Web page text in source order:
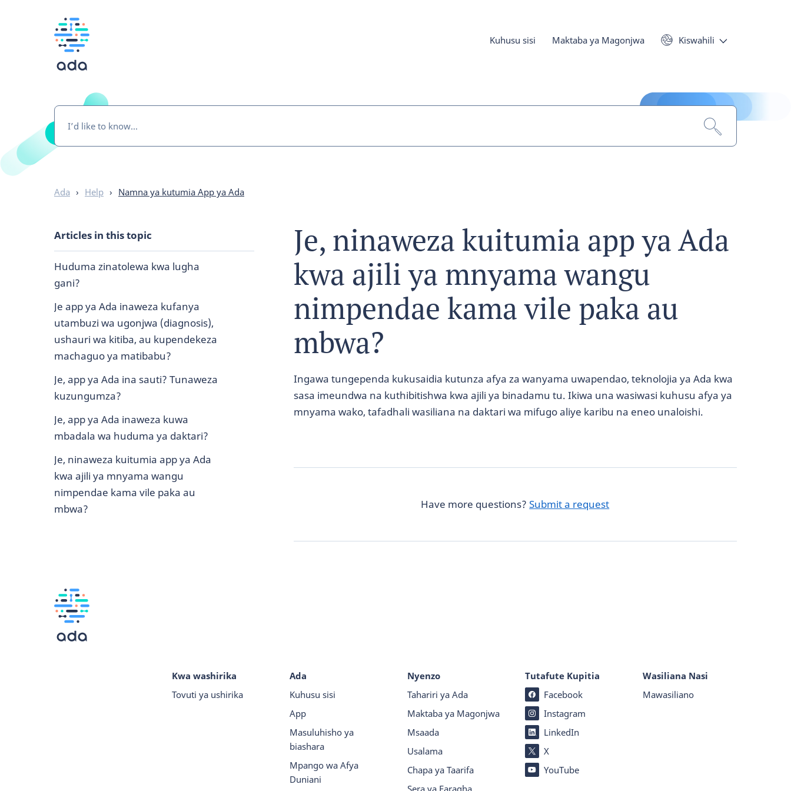
Kuhusu sisi Maktaba ya Magonjwa Kiswahili
Ada › Help › Namna ya kutumia App ya Ada
Articles in this topic
Huduma zinatolewa kwa lugha
gani?
Je app ya Ada inaweza kufanya
utambuzi wa ugonjwa (diagnosis),
ushauri wa kitiba, au kupendekeza
machaguo ya matibabu?
Je, app ya Ada ina sauti? Tunaweza
kuzungumza?
Je, app ya Ada inaweza kuwa
mbadala wa huduma ya daktari?
Je, ninaweza kuitumia app ya Ada
kwa ajili ya mnyama wangu
nimpendae kama vile paka au
mbwa?
Je, ninaweza kuitumia app ya Ada
kwa ajili ya mnyama wangu
nimpendae kama vile paka au
mbwa?
Ingawa tungependa kukusaidia kutunza afya za wanyama uwapendao, teknolojia ya Ada kwa
sasa imeundwa na kuthibitishwa kwa ajili ya binadamu tu. Ikiwa una wasiwasi kuhusu afya ya
mnyama wako, tafadhali wasiliana na daktari wa mifugo aliye karibu na eneo unaloishi.
Have more questions?Submit a request
Kwa washirika
Tovuti ya ushirika
Ada
Kuhusu sisi
App
Masuluhisho ya
biashara
Mpango wa Afya
Duniani
Nyenzo
Tahariri ya Ada
Maktaba ya Magonjwa
Msaada
Usalama
Chapa ya Taarifa
Sera ya Faragha
Tutafute Kupitia
Facebook
Instagram
LinkedIn
X
YouTube
Wasiliana Nasi
Mawasiliano